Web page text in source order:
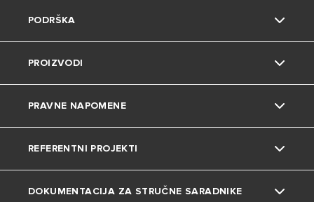
Grupa
Zaposlenje
Saveti i trikovi
Životna sredina
Uređenje doma
PODRŠKA
Kontakt
Česta pitanja
Katalozi i dokumentacija
PROIZVODI
Bojleri
Gasni kotlovi
Toplotne pumpe
PRAVNE NAPOMENE
Privatnost
Kolačići
REFERENTNI PROJEKTI
Projekti
DOKUMENTACIJA ZA STRUČNE SARADNIKE